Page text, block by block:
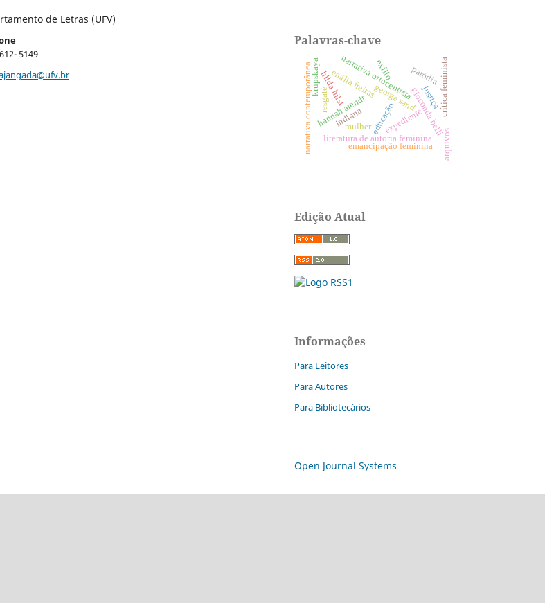
de Letras (UFV)
5149
Palavras-chave
expedientegioconda belli
hannah arendt george sand
indiana
literatura de autoria feminina
crítica feminista
narrativa oitocentista
narrativa contemporânea emília freitas
educação
mulher
hilda hilst
krupskaya
emancipação feminina
resgate justiça
paródia
exílio
arquivos
Edição Atual
Informações
Para Leitores
Para Autores
Para Bibliotecários
Open Journal Systems